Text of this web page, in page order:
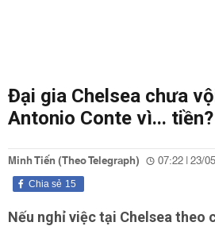
Đại gia Chelsea chưa
Antonio Conte vì... tiền?
Minh Tiến (Theo Telegraph) 07:22 | 23/
15
Chia sẻ
Nếu nghỉ việc tại Chelsea theo